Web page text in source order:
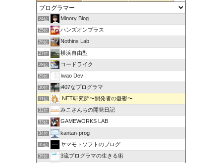
24位 Minory Blog
25位 ハンズオンプラス
26位 Nothins Lab
27位 横浜自由型
28位 コードライク
29位 Iwao Dev
30位 i407なプログラマ
31位 .NET研究所〜開発者の憂鬱〜
32位 みこさんちの開発日記
33位 GAMEWORKS LAB
34位 kantan-prog
35位 ヤマモトソフトのブログ
36位 3流プログラマの生きる術